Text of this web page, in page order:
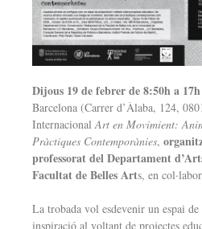
Dijous 19 de febrer de 8:50h a 17h
Barcelona (Carrer d’Àlaba, 124,
InternacionalArt en Movimient:
Pràctiques Contemporànies,
professorat del Departament
Facultat de Belles Arts, en
La trobada vol esdevenir un espai
inspiració al voltant de projectes